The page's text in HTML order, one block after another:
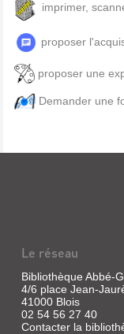
imprimer,
proposer
proposer une
Demander une
Le réseau
Bibliothèque Abbé-
4/6 place Jean-
41000 Blois
02 54 56 27 40
Contacter la